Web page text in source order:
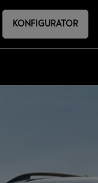
KONFIGURATOR